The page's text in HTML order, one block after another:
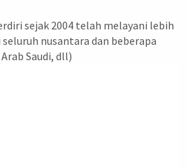
sejak 2004 telah melayani lebih
seluruh nusantara dan beberapa
Saudi, dll)